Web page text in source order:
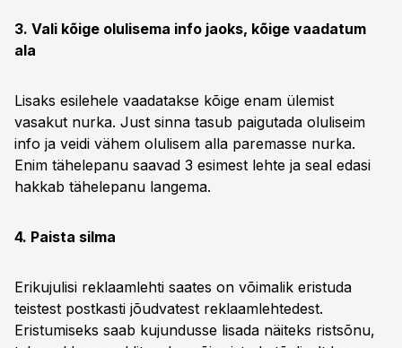
3. Vali kõige olulisema info jaoks, kõige vaadatum
ala
Lisaks esilehele vaadatakse kõige enam ülemist
vasakut nurka. Just sinna tasub paigutada oluliseim
info ja veidi vähem olulisem alla paremasse nurka.
Enim tähelepanu saavad 3 esimest lehte ja seal edasi
hakkab tähelepanu langema.
4. Paista silma
Erikujulisi reklaamlehti saates on võimalik eristuda
teistest postkasti jõudvatest reklaamlehtedest.
Eristumiseks saab kujundusse lisada näiteks ristsõnu,